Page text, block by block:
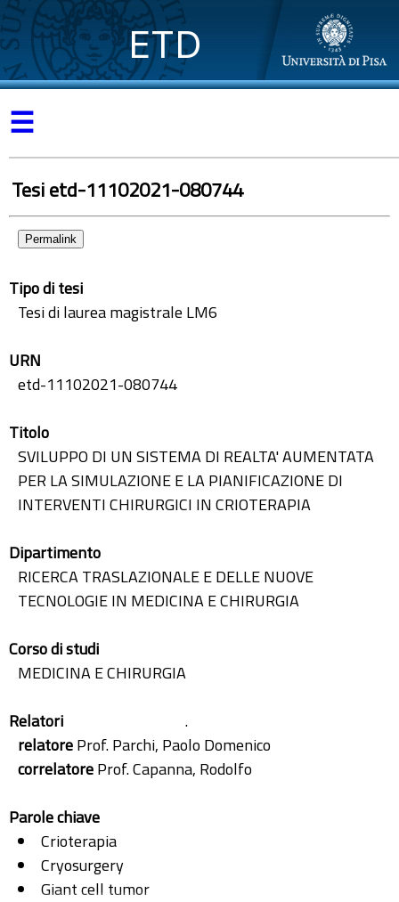
ETD
☰
Tesi etd-11102021-080744
Permalink
Tipo di tesi
Tesi di laurea magistrale LM6
URN
etd-11102021-080744
Titolo
SVILUPPO DI UN SISTEMA DI REALTA' AUMENTATA
PER LA SIMULAZIONE E LA PIANIFICAZIONE DI
INTERVENTI CHIRURGICI IN CRIOTERAPIA
Dipartimento
RICERCA TRASLAZIONALE E DELLE NUOVE
TECNOLOGIE IN MEDICINA E CHIRURGIA
Corso di studi
MEDICINA E CHIRURGIA
Relatori
.
relatoreProf. Parchi, Paolo Domenico
correlatoreProf. Capanna, Rodolfo
Parole chiave
Crioterapia
Cryosurgery
Giant cell tumor